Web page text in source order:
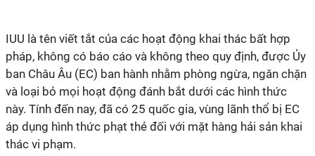
IUU là tên viết tắt của các hoạt động khai thác bất hợp
pháp, không có báo cáo và không theo quy định, được Ủy
ban Châu Âu (EC) ban hành nhằm phòng ngừa, ngăn chặn
và loại bỏ mọi hoạt động đánh bắt dưới các hình thức
này. Tính đến nay, đã có 25 quốc gia, vùng lãnh thổ bị EC
áp dụng hình thức phạt thẻ đối với mặt hàng hải sản khai
thác vi phạm.